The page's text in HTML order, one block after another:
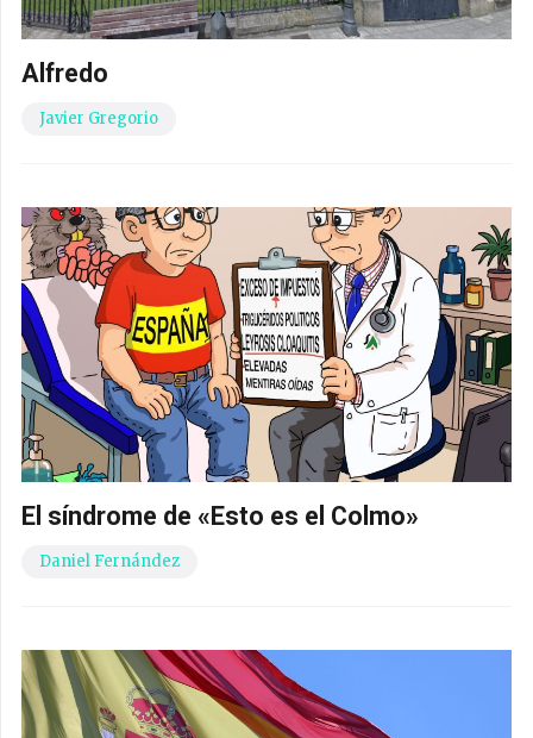
Alfredo
Javier Gregorio
El síndrome de «Esto es el Colmo»
Daniel Fernández